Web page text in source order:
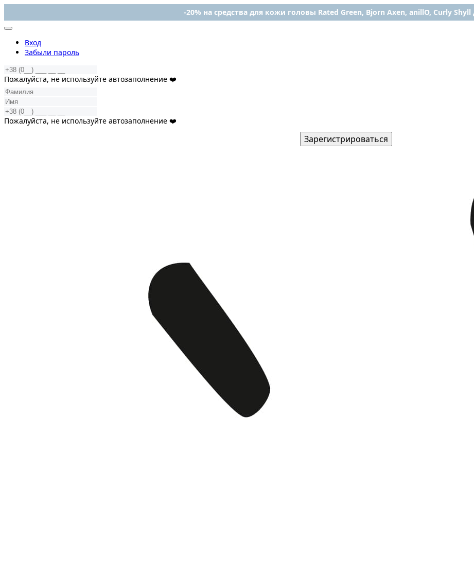
-20% на средства для кожи головы Rated Green, Bjorn Axen, anillO, Curly Shyll
Вход
Забыли пароль
Пожалуйста, не используйте автозаполнение ❤️
Пожалуйста, не используйте автозаполнение ❤️
Зарегистрироваться